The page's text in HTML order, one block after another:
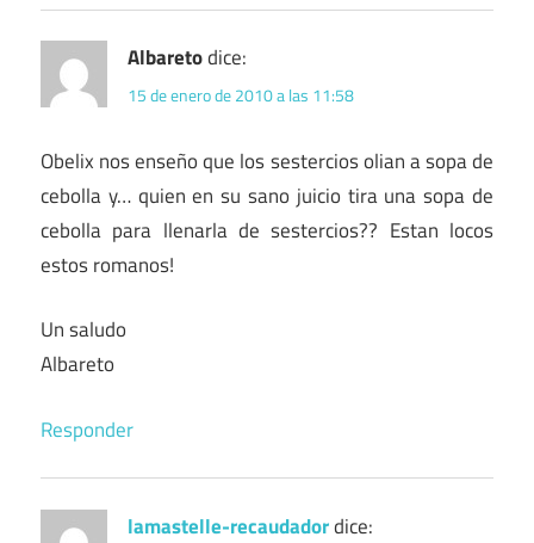
Albaretodice:
15 de enero de 2010 a las 11:58
Obelix nos enseño que los sestercios olian a sopa de
cebolla y… quien en su sano juicio tira una sopa de
cebolla para llenarla de sestercios?? Estan locos
estos romanos!
Un saludo
Albareto
Responder
lamastelle-recaudadordice: